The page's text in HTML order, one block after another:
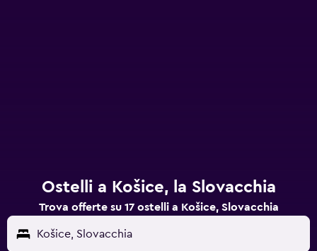
Ostelli a Košice, la Slovacchia
Trova offerte su 17 ostelli a Košice, Slovacchia
Košice, Slovacchia